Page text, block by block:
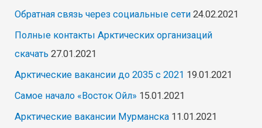
Обратная связь через социальные сети 24.02.2021
Полные контакты Арктических организаций
скачать 27.01.2021
Арктические вакансии до 2035 с 2021 19.01.2021
Самое начало «Восток Ойл» 15.01.2021
Арктические вакансии Мурманска 11.01.2021